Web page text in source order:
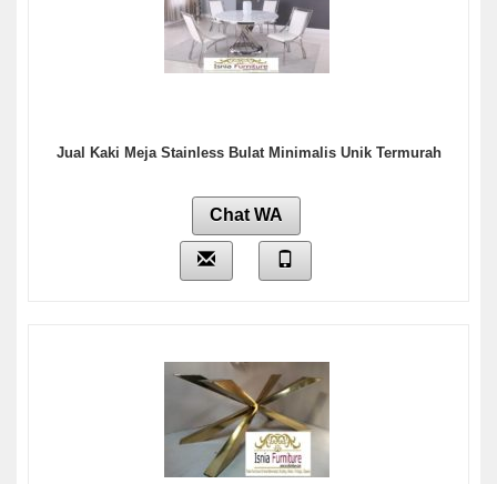
Jual Kaki Meja Stainless Bulat Minimalis Unik Termurah
Chat WA